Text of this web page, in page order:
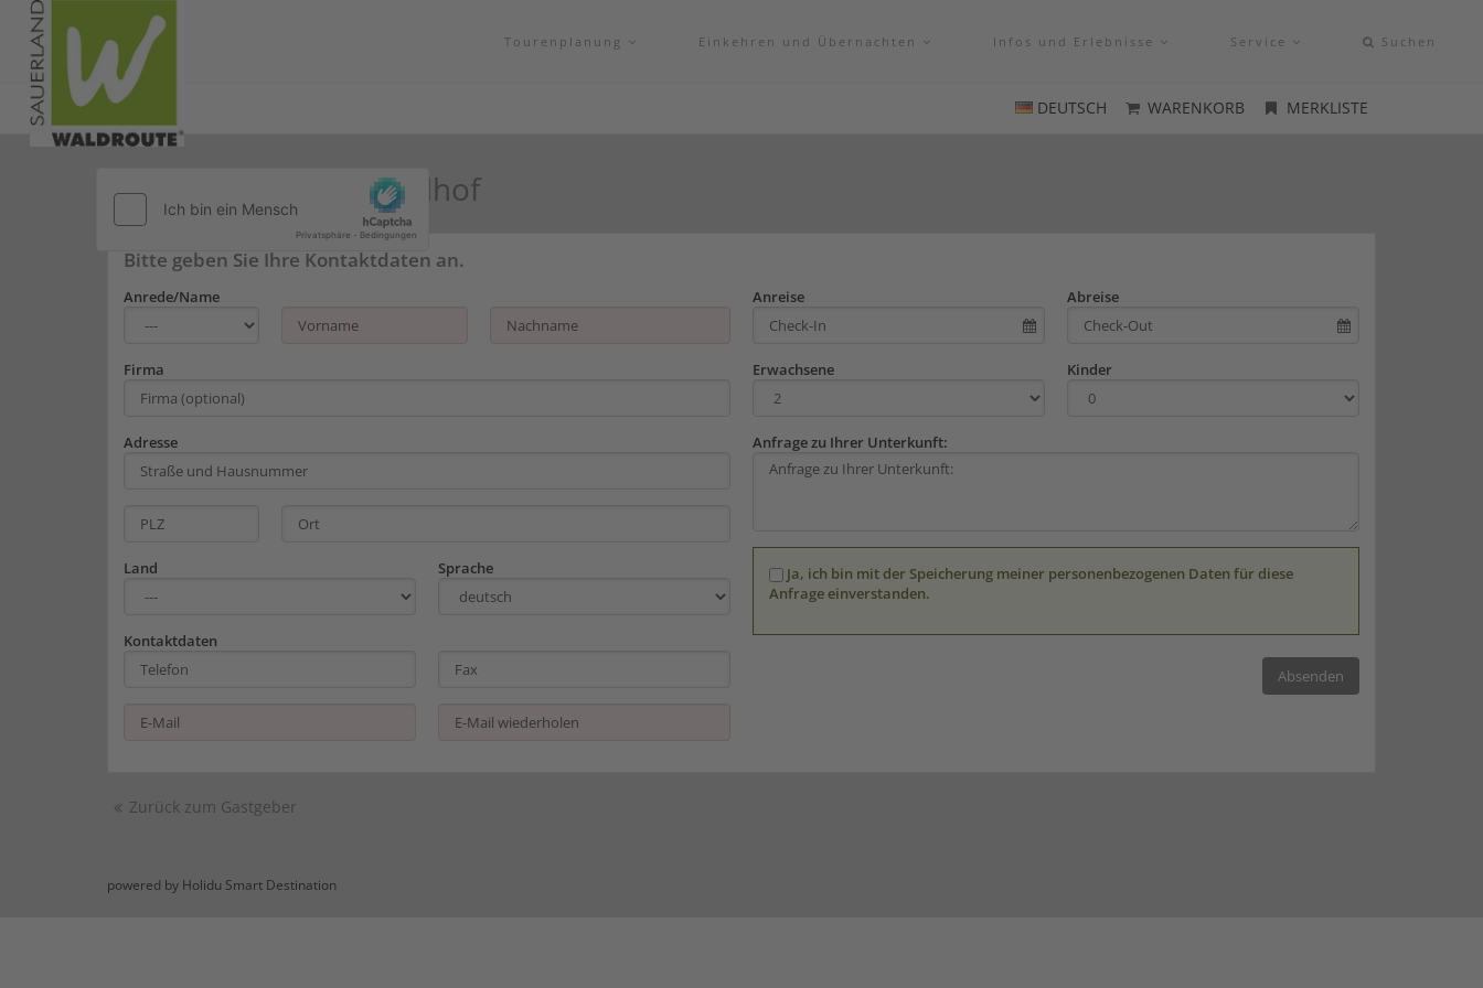
Tourenplanung Einkehren und Übernachten Infos und Erlebnisse Service Suchen
DEUTSCH WARENKORB MERKLISTE
Kontakt zu SGV Jugendhof
Bitte geben Sie Ihre Kontaktdaten an.
Anrede/Name
Firma
Adresse
Land Sprache
Kontaktdaten
Anreise Abreise
Erwachsene Kinder
Anfrage zu Ihrer Unterkunft:
Ja, ich bin mit der Speicherung meiner personenbezogenen Daten für diese
Anfrage einverstanden.
Zurück zum Gastgeber
powered by Holidu Smart Destination